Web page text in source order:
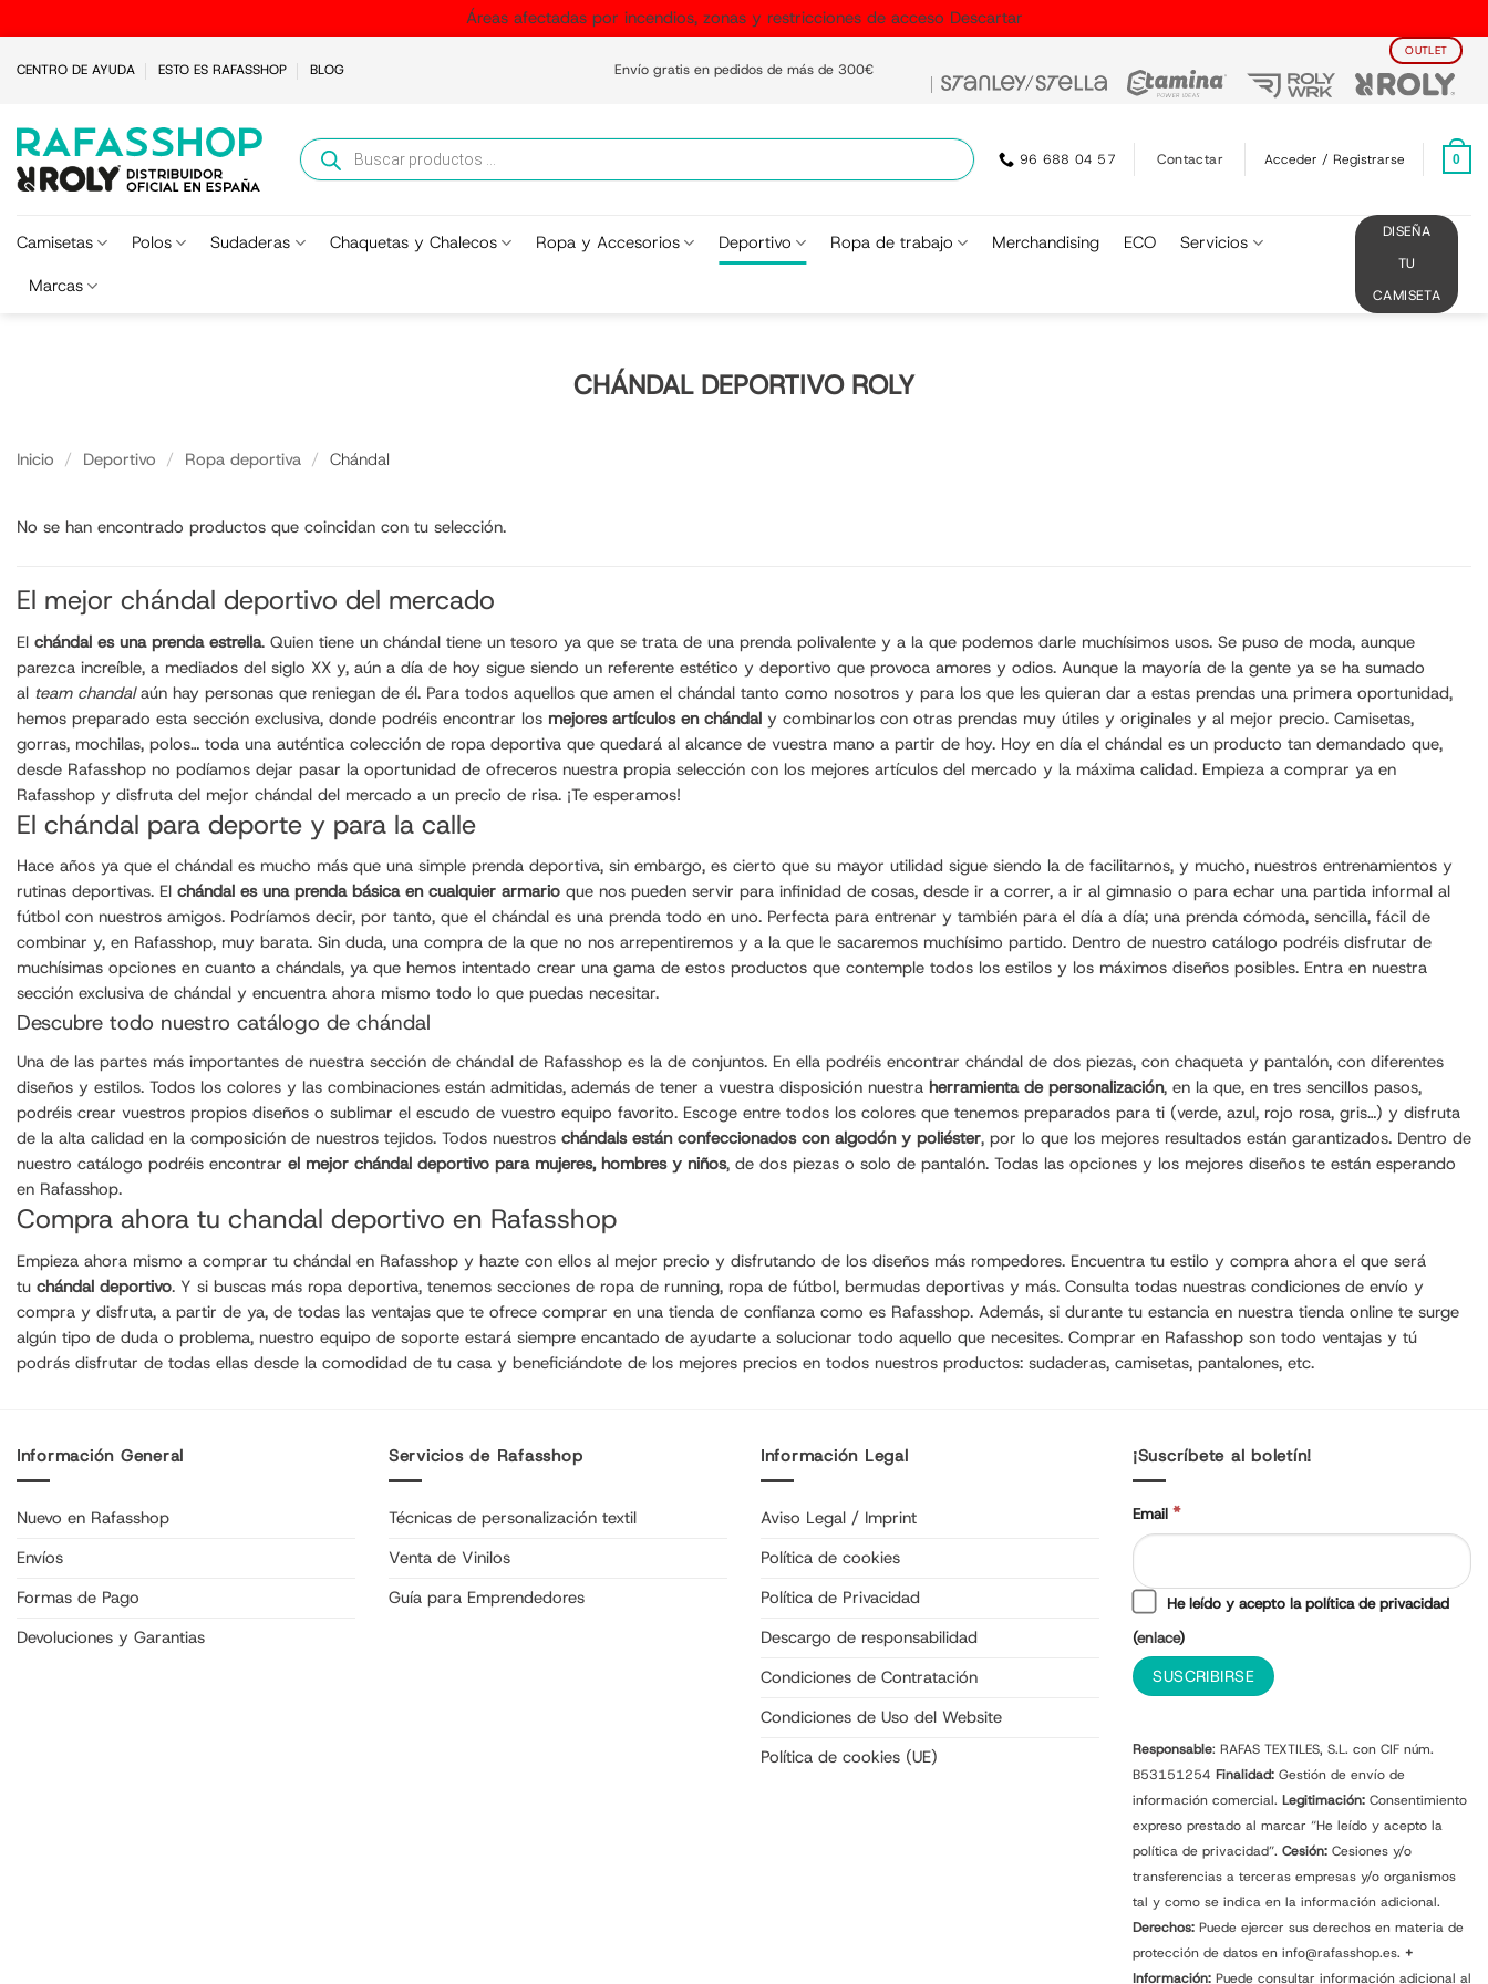
Áreas afectadas por incendios, zonas y restricciones de acceso Descartar
CENTRO DE AYUDA ESTO ES RAFASSHOP BLOG Envío gratis en pedidos de más de 300€
OUTLET
Búsqueda
de
productos
96 688 04 57 Contactar Acceder / Registrarse 0
Camisetas Polos Sudaderas Chaquetas y Chalecos Ropa y Accesorios Deportivo Ropa de trabajo Merchandising ECO
Servicios
Marcas
DISEÑA
TU
CAMISETA
CHÁNDAL DEPORTIVO ROLY
Inicio / Deportivo / Ropa deportiva / Chándal
No se han encontrado productos que coincidan con tu selección.
El mejor chándal deportivo del mercado
El chándal es una prenda estrella. Quien tiene un chándal tiene un tesoro ya que se trata de una prenda polivalente y a la que podemos darle muchísimos usos. Se puso de moda, aunque
parezca increíble, a mediados del siglo XX y, aún a día de hoy sigue siendo un referente estético y deportivo que provoca amores y odios. Aunque la mayoría de la gente ya se ha sumado
al team chandalaún hay personas que reniegan de él. Para todos aquellos que amen el chándal tanto como nosotros y para los que les quieran dar a estas prendas una primera oportunidad,
hemos preparado esta sección exclusiva, donde podréis encontrar los mejores artículos en chándal y combinarlos con otras prendas muy útiles y originales y al mejor precio. Camisetas,
gorras, mochilas, polos… toda una auténtica colección de ropa deportiva que quedará al alcance de vuestra mano a partir de hoy. Hoy en día el chándal es un producto tan demandado que,
desde Rafasshop no podíamos dejar pasar la oportunidad de ofreceros nuestra propia selección con los mejores artículos del mercado y la máxima calidad. Empieza a comprar ya en
Rafasshop y disfruta del mejor chándal del mercado a un precio de risa. ¡Te esperamos!
El chándal para deporte y para la calle
Hace años ya que el chándal es mucho más que una simple prenda deportiva, sin embargo, es cierto que su mayor utilidad sigue siendo la de facilitarnos, y mucho, nuestros entrenamientos y
rutinas deportivas. El chándal es una prenda básica en cualquier armario que nos pueden servir para infinidad de cosas, desde ir a correr, a ir al gimnasio o para echar una partida informal al
fútbol con nuestros amigos. Podríamos decir, por tanto, que el chándal es una prenda todo en uno. Perfecta para entrenar y también para el día a día; una prenda cómoda, sencilla, fácil de
combinar y, en Rafasshop, muy barata. Sin duda, una compra de la que no nos arrepentiremos y a la que le sacaremos muchísimo partido. Dentro de nuestro catálogo podréis disfrutar de
muchísimas opciones en cuanto a chándals, ya que hemos intentado crear una gama de estos productos que contemple todos los estilos y los máximos diseños posibles. Entra en nuestra
sección exclusiva de chándal y encuentra ahora mismo todo lo que puedas necesitar.
Descubre todo nuestro catálogo de chándal
Una de las partes más importantes de nuestra sección de chándal de Rafasshop es la de conjuntos. En ella podréis encontrar chándal de dos piezas, con chaqueta y pantalón, con diferentes
diseños y estilos. Todos los colores y las combinaciones están admitidas, además de tener a vuestra disposición nuestra herramienta de personalización, en la que, en tres sencillos pasos,
podréis crear vuestros propios diseños o sublimar el escudo de vuestro equipo favorito. Escoge entre todos los colores que tenemos preparados para ti (verde, azul, rojo rosa, gris…) y disfruta
de la alta calidad en la composición de nuestros tejidos. Todos nuestros chándals están confeccionados con algodón y poliéster, por lo que los mejores resultados están garantizados. Dentro de
nuestro catálogo podréis encontrar el mejor chándal deportivo para mujeres, hombres y niños, de dos piezas o solo de pantalón. Todas las opciones y los mejores diseños te están esperando
en Rafasshop.
Compra ahora tu chandal deportivo en Rafasshop
Empieza ahora mismo a comprar tu chándal en Rafasshop y hazte con ellos al mejor precio y disfrutando de los diseños más rompedores. Encuentra tu estilo y compra ahora el que será
tu chándal deportivo. Y si buscas más ropa deportiva, tenemos secciones de ropa de running, ropa de fútbol, bermudas deportivas y más. Consulta todas nuestras condiciones de envío y
compra y disfruta, a partir de ya, de todas las ventajas que te ofrece comprar en una tienda de confianza como es Rafasshop. Además, si durante tu estancia en nuestra tienda online te surge
algún tipo de duda o problema, nuestro equipo de soporte estará siempre encantado de ayudarte a solucionar todo aquello que necesites. Comprar en Rafasshop son todo ventajas y tú
podrás disfrutar de todas ellas desde la comodidad de tu casa y beneficiándote de los mejores precios en todos nuestros productos: sudaderas, camisetas, pantalones, etc.
Información General
Nuevo en Rafasshop
Envíos
Formas de Pago
Devoluciones y Garantias
Servicios de Rafasshop
Técnicas de personalización textil
Venta de Vinilos
Guía para Emprendedores
Información Legal
Aviso Legal / Imprint
Política de cookies
Política de Privacidad
Descargo de responsabilidad
Condiciones de Contratación
Condiciones de Uso del Website
Política de cookies (UE)
¡Suscríbete al boletín!
Email *
He leído y acepto la política de privacidad
(enlace)
Responsable: RAFAS TEXTILES, S.L. con CIF núm.
B53151254 Finalidad: Gestión de envío de
información comercial. Legitimación: Consentimiento
expreso prestado al marcar “He leído y acepto la
política de privacidad”. Cesión: Cesiones y/o
transferencias a terceras empresas y/o organismos
tal y como se indica en la información adicional.
Derechos: Puede ejercer sus derechos en materia de
protección de datos en info@rafasshop.es. +
Información: Puede consultar información adicional al